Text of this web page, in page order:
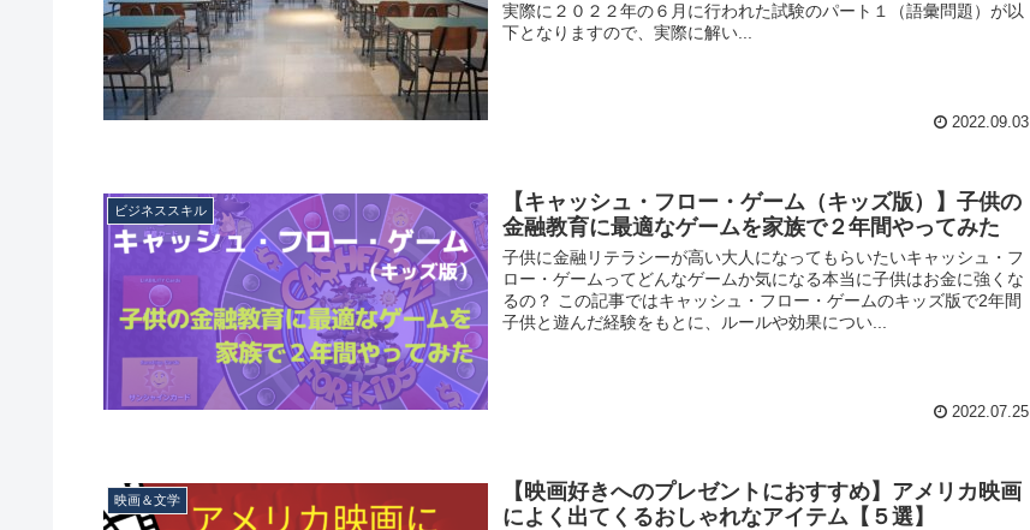
実際に２０２２年の６月に行われた試験のパート１（語彙問題）が以
下となりますので、実際に解い...
2022.09.03
ビジネススキル
【キャッシュ・フロー・ゲーム（キッズ版）】子供の
金融教育に最適なゲームを家族で２年間やってみた
子供に金融リテラシーが高い大人になってもらいたいキャッシュ・フ
ロー・ゲームってどんなゲームか気になる本当に子供はお金に強くな
るの？ この記事ではキャッシュ・フロー・ゲームのキッズ版で2年間
子供と遊んだ経験をもとに、ルールや効果につい...
2022.07.25
映画＆文学
【映画好きへのプレゼントにおすすめ】アメリカ映画
によく出てくるおしゃれなアイテム【５選】